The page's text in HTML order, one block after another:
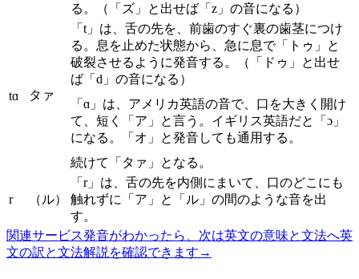
る。（「ズ」と出せば「z」の音になる）
tɑ タァ
「t」は、舌の先を、前歯のすぐ裏の歯茎につけ
る。息を止めた状態から、急に息で「トゥ」と
破裂させるように発音する。（「ドゥ」と出せ
ば「d」の音になる）
「ɑ」は、アメリカ英語の音で、口を大きく開け
て、短く「ア」と言う。イギリス英語だと「ɔ」
になる。「オ」と発音しても通用する。
続けて「タァ」となる。
r （ル）
「r」は、舌の先を内側にまいて、口のどこにも
触れずに「ア」と「ル」の間のような音を出
す。
関連サービス発音がわかったら、次は英文の意味と文法へ英
文の訳と文法解説を確認できます →